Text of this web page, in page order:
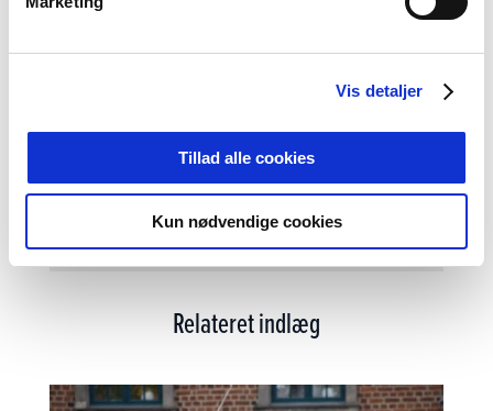
Vis detaljer
Tillad alle cookies
Kun nødvendige cookies
Tilmeld dig vores nyhedsbrev og modtag
Relateret indlæg